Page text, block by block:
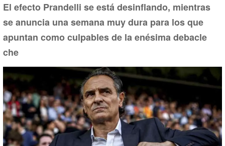
El efecto Prandelli se está desinflando, mientras
se anuncia una semana muy dura para los que
apuntan como culpables de la enésima debacle
che